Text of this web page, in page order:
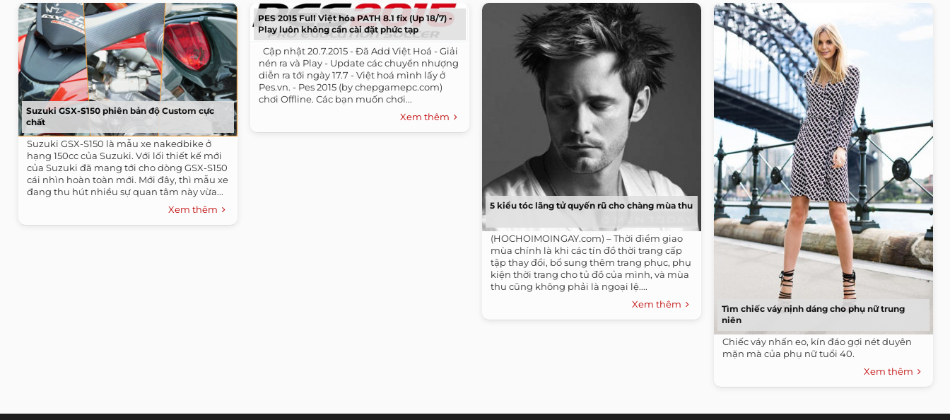
Suzuki GSX-S150 phiên bản độ Custom cực
chất
Suzuki GSX-S150 là mẫu xe nakedbike ở
hạng 150cc của Suzuki. Với lối thiết kế mới
của Suzuki đã mang tới cho dòng GSX-S150
cái nhìn hoàn toàn mới. Mới đây, thì mẫu xe
đang thu hút nhiều sự quan tâm này vừa...
Xem thêm
PES 2015 Full Việt hóa PATH 8.1 fix (Up 18/7) -
Play luôn không cần cài đặt phức tạp
​ ​ Cập nhật 20.7.2015 - Đã Add Việt Hoá - Giải
nén ra và Play - Update các chuyển nhượng
diễn ra tới ngày 17.7 - Việt hoá mình lấy ở
Pes.vn. - Pes 2015 (by chepgamepc.com)
chơi Offline. Các bạn muốn chơi...
Xem thêm
5 kiểu tóc lãng tử quyến rũ cho chàng mùa thu
(HOCHOIMOINGAY.com) – Thời điểm giao
mùa chính là khi các tín đồ thời trang cấp
tập thay đổi, bổ sung thêm trang phục, phụ
kiện thời trang cho tủ đồ của mình, và mùa
thu cũng không phải là ngoại lệ....
Xem thêm
Tìm chiếc váy nịnh dáng cho phụ nữ trung
niên
Chiếc váy nhấn eo, kín đáo gợi nét duyên
mặn mà của phụ nữ tuổi 40.
Xem thêm